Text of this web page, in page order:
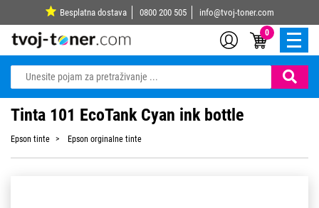
Besplatna dostava 0800 200 505 info@tvoj-toner.com
0
Tinta 101 EcoTank Cyan ink bottle
Epson tinte Epson orginalne tinte